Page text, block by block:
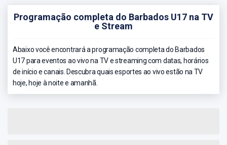
Programação completa do Barbados U17 na TV
e Stream
Abaixo você encontrará a programação completa do Barbados
U17 para eventos ao vivo na TV e streaming com datas, horários
de início e canais. Descubra quais esportes ao vivo estão na TV
hoje, hoje à noite e amanhã.